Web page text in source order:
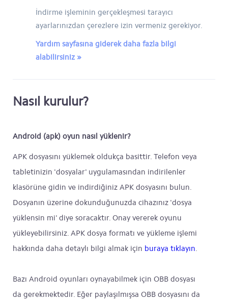
İndirme işleminin gerçekleşmesi tarayıcı
ayarlarınızdan çerezlere izin vermeniz gerekiyor.
Yardım sayfasına giderek daha fazla bilgi
alabilirsiniz »
Nasıl kurulur?
Android (apk) oyun nasıl yüklenir?
APK dosyasını yüklemek oldukça basittir. Telefon veya
tabletinizin 'dosyalar' uygulamasından indirilenler
klasörüne gidin ve indirdiğiniz APK dosyasını bulun.
Dosyanın üzerine dokunduğunuzda cihazınız 'dosya
yüklensin mi' diye soracaktır. Onay vererek oyunu
yükleyebilirsiniz. APK dosya formatı ve yükleme işlemi
hakkında daha detaylı bilgi almak için buraya tıklayın.
Bazı Android oyunları oynayabilmek için OBB dosyası
da gerekmektedir. Eğer paylaşılmışsa OBB dosyasını da